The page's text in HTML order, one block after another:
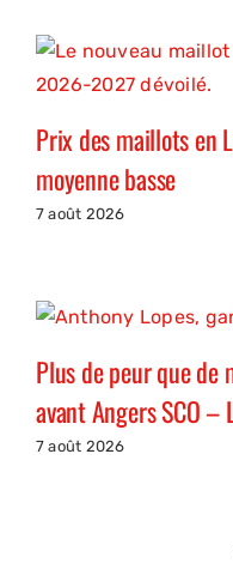
Prix des maillots en
moyenne basse
7 août 2026
Plus de peur que de
avant Angers SCO –
7 août 2026